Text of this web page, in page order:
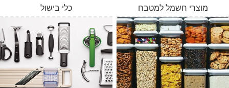
כלי בישול מוצרי חשמל למטבח